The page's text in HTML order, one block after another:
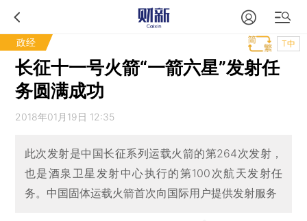
政经 T中
长征十一号火箭“一箭六星”发射任
务圆满成功
2018年01月19日 12:35
此次发射是中国长征系列运载火箭的第264次发射，
也是酒泉卫星发射中心执行的第100次航天发射任
务。中国固体运载火箭首次向国际用户提供发射服务